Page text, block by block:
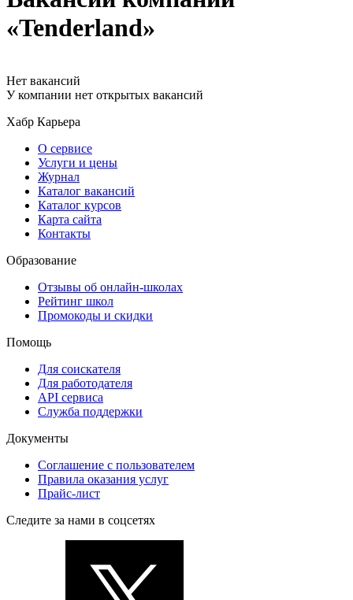
«Tenderland»
Нет вакансий
У компании нет открытых вакансий
Хабр Карьера
О сервисе
Услуги и цены
Журнал
Каталог вакансий
Каталог курсов
Карта сайта
Контакты
Образование
Отзывы об онлайн-школах
Рейтинг школ
Промокоды и скидки
Помощь
Для соискателя
Для работодателя
API сервиса
Служба поддержки
Документы
Соглашение с пользователем
Правила оказания услуг
Прайс-лист
Следите за нами в соцсетях